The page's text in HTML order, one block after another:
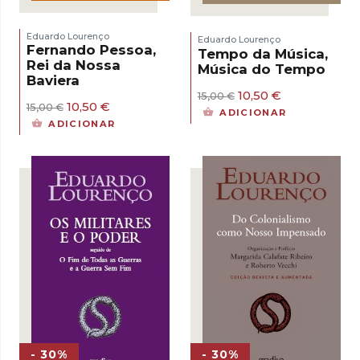
Eduardo Lourenço
Fernando Pessoa,
Rei da Nossa
Baviera
15,00€ O
preço
15,00 €.
10,50 €
preço
10,50 €.
ADICIONAR
Eduardo Lourenço
Tempo da Música,
Música do Tempo
15,00€ O
preço
10,50 €O
preço
ADICIONAR
- 30% - 30%